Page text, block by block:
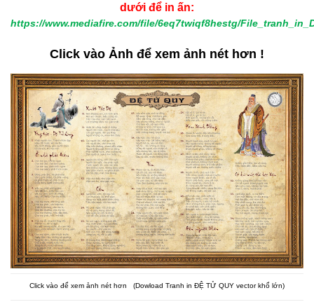
dưới để in ấn:
https://www.mediafire.com/file/6eq7twiqf8hestg/
Click vào Ảnh để xem ảnh nét hơn !
Click vào để xem ảnh nét hơn (Dowload Tranh in ĐỆ TỬ QUY vector khổ lớn)